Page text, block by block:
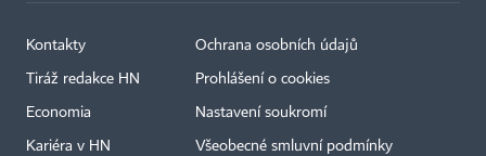
Kontakty
Tiráž redakce HN
Economia
Kariéra v HN
Ochrana osobních údajů
Prohlášení o cookies
Nastavení soukromí
Všeobecné smluvní podmínky